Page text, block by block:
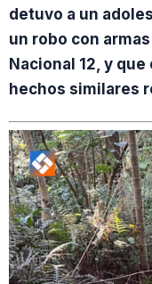
detuvo a un
un robo con
Nacional 12, y
hechos similares